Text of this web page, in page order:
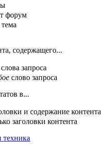
форум
содержащего...
слова запроса
слово запроса
в...
и содержание контента
заголовки контента
техника